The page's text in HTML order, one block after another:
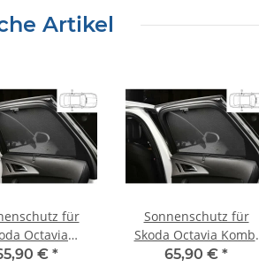
Artikel
für
Octavia
BJ. 2013
€ *
Sonnenschutz für
Skoda Octavia Kombi
(5E) ab BJ. 2013 - 2019
65,90 € *